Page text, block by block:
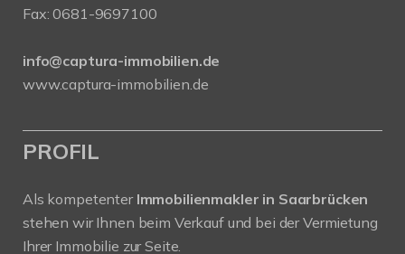
Fax: 0681-9697100
info@captura-immobilien.de
www.captura-immobilien.de
PROFIL
Als kompetenter Immobilienmakler in Saarbrücken
stehen wir Ihnen beim Verkauf und bei der Vermietung
Ihrer Immobilie zur Seite.